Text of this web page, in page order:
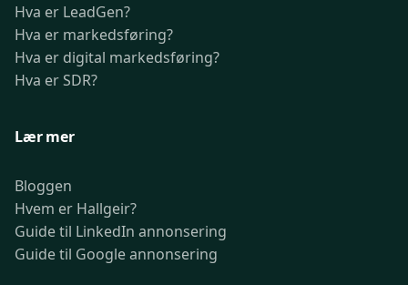
Hva er LeadGen?
Hva er markedsføring?
Hva er digital markedsføring?
Hva er SDR?
Lær mer
Bloggen
Hvem er Hallgeir?
Guide til LinkedIn annonsering
Guide til Google annonsering